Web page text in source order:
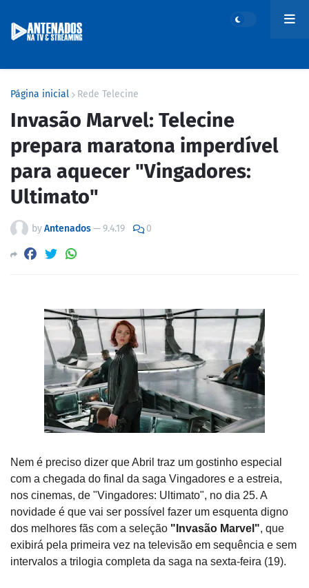
Página inicial Rede Telecine
Invasão Marvel: Telecine
prepara maratona imperdível
para aquecer "Vingadores:
Ultimato"
byAntenados—9.4.19 0
Nem é preciso dizer que Abril traz um gostinho especial
com a chegada do final da saga Vingadores e a estreia,
nos cinemas, de "Vingadores: Ultimato", no dia 25. A
novidade é que vai ser possível fazer um esquenta digno
dos melhores fãs com a seleção "Invasão Marvel", que
exibirá pela primeira vez na televisão em sequência e sem
intervalos a trilogia completa da saga na sexta-feira (19).